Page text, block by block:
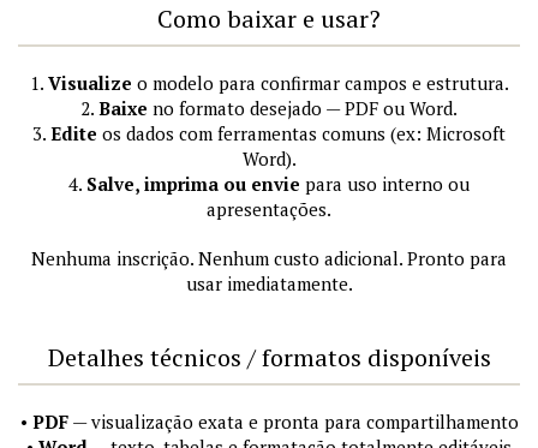
Como baixar e usar?
1. Visualize o modelo para confirmar campos e estrutura.
2. Baixe no formato desejado — PDF ou Word.
3. Edite os dados com ferramentas comuns (ex: Microsoft
Word).
4. Salve, imprima ou envie para uso interno ou
apresentações.
Nenhuma inscrição. Nenhum custo adicional. Pronto para
usar imediatamente.
Detalhes técnicos / formatos disponíveis
• PDF— visualização exata e pronta para compartilhamento